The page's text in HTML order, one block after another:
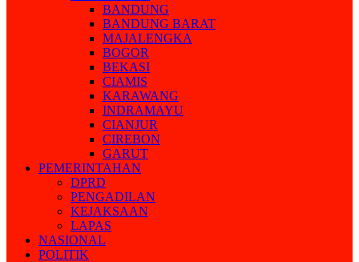
BANDUNG
BANDUNG BARAT
MAJALENGKA
BOGOR
BEKASI
CIAMIS
KARAWANG
INDRAMAYU
CIANJUR
CIREBON
GARUT
PEMERINTAHAN
DPRD
PENGADILAN
KEJAKSAAN
LAPAS
NASIONAL
POLITIK